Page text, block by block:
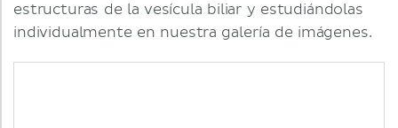
estructuras de la vesícula biliar y estudiándolas
individualmente en nuestra galería de imágenes.